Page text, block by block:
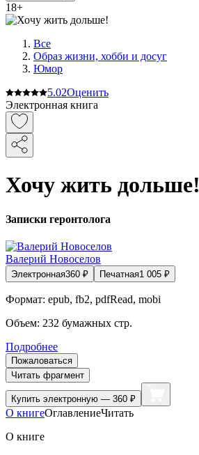
18+
Все
Образ жизни, хобби и досуг
Юмор
5.02Оценить
Электронная книга
Хочу жить дольше!
Записки геронтолога
Валерий Новоселов
Электронная360 ₽ Печатная1 005 ₽
Формат: epub, fb2, pdfRead, mobi
Объем: 232 бумажных стр.
Подробнее
Пожаловаться
Читать фрагмент
Купить электронную — 360 ₽
О книгеОглавлениеЧитать
О книге